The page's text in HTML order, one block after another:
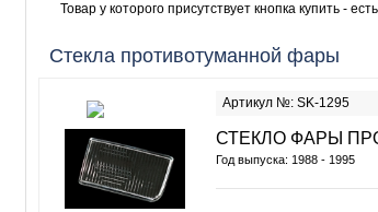
Товар у которого присутствует кнопка купить -
Стекла противотуманной фары
Артикул №: SK-1295
СТЕКЛО ФАРЫ
Год выпуска: 1988 - 1995